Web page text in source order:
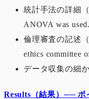
統計手法の詳細
ANOVA was
倫理審査の記述
ethics committee
データ収集の細
Results（結果）── ポ